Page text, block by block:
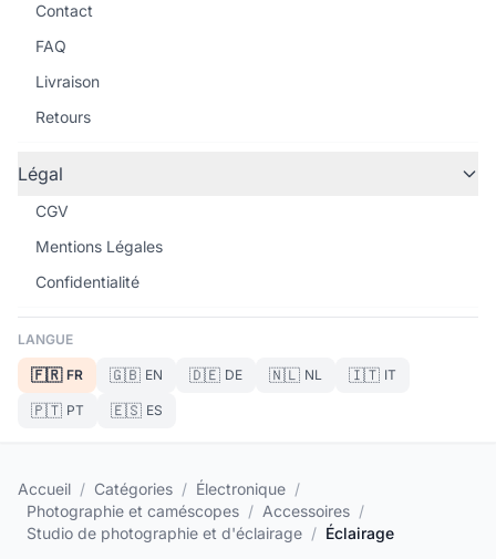
Contact
FAQ
Livraison
Retours
Légal
CGV
Mentions Légales
Confidentialité
LANGUE
🇫🇷 FR 🇬🇧 EN 🇩🇪 DE 🇳🇱 NL 🇮🇹 IT
🇵🇹 PT 🇪🇸 ES
Accueil / Catégories / Électronique /
Photographie et caméscopes / Accessoires /
Studio de photographie et d'éclairage / Éclairage